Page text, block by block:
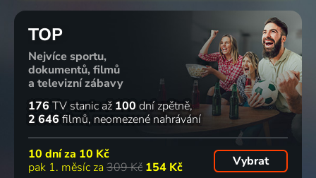
TOP
Nejvíce sportu,
dokumentů, filmů
a televizní zábavy
176 TV stanic až 100 dní zpětně
2 646 filmů neomezené nahrávání
10 dní za 10 Kč
pak 1. měsíc za 309 Kč 154 Kč Vybrat